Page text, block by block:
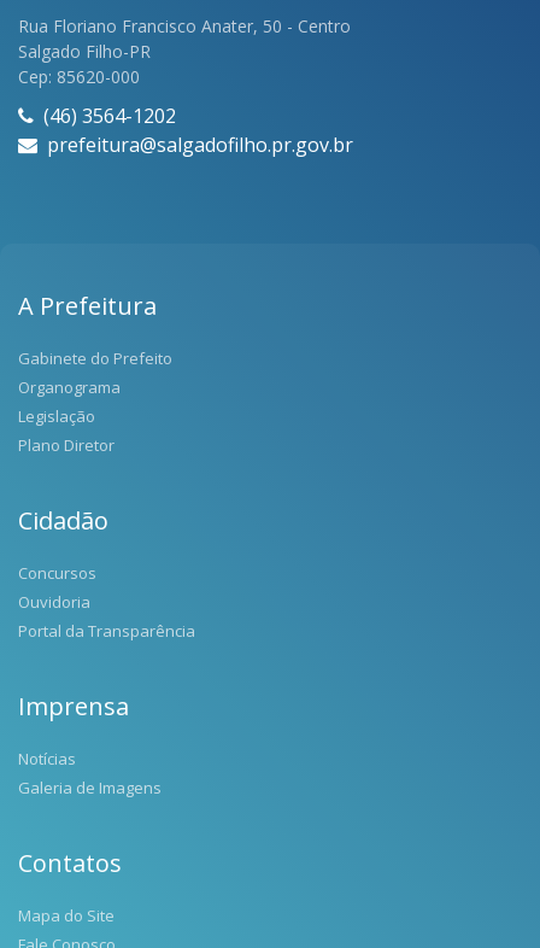
Rua Floriano Francisco Anater, 50 - Centro
Salgado Filho-PR
Cep: 85620-000
(46) 3564-1202
prefeitura@salgadofilho.pr.gov.br
A Prefeitura
Gabinete do Prefeito
Organograma
Legislação
Plano Diretor
Cidadão
Concursos
Ouvidoria
Portal da Transparência
Imprensa
Notícias
Galeria de Imagens
Contatos
Mapa do Site